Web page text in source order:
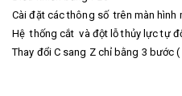
Cài đặt các thông số trên màn hình
Hệ thống cắt và đột lỗ thủy lực tự
Thay đổi C sang Z chỉ bằng 3 bước